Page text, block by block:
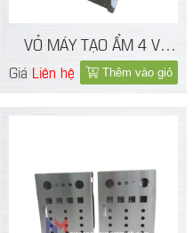
VỎ MÁY TẠO ẨM 4 VỈ
INOX 304
Giá Liên hệ Thêm vào giỏ